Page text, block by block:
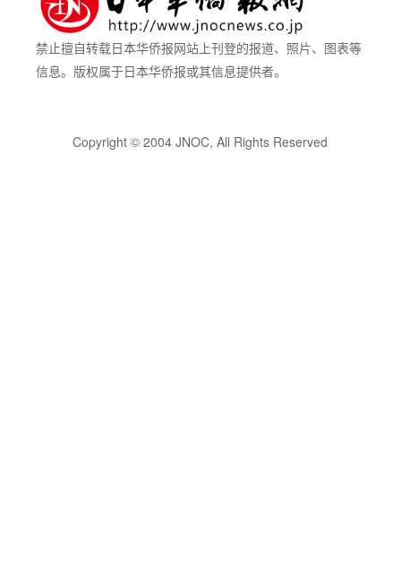
禁止擅自转载日本华侨报网站上刊登的报道、照片、图表等
信息。版权属于日本华侨报或其信息提供者。
Copyright © 2004 JNOC, All Rights Reserved